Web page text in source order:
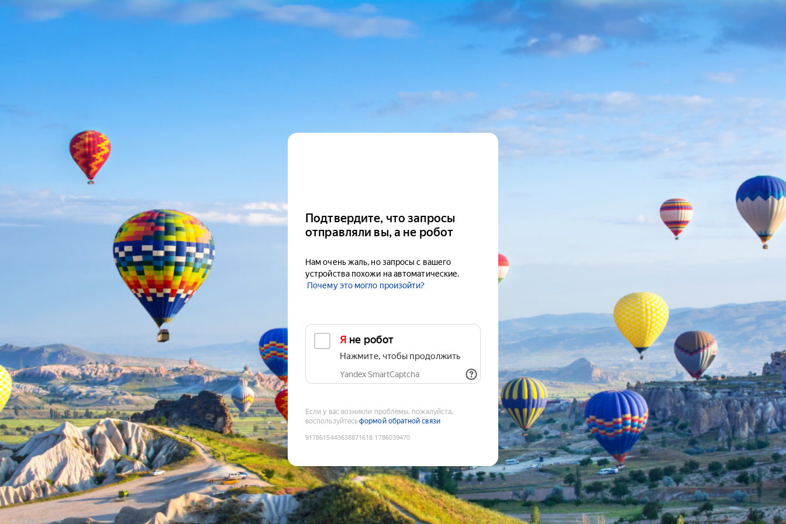
Подтвердите, что запросы
отправляли вы, а не робот
Нам очень жаль, но запросы с вашего
устройства похожи на автоматические.
Почему это могло произойти?
Я не робот
Нажмите, чтобы продолжить
Yandex SmartCaptcha
Если у вас возникли проблемы, пожалуйста,
воспользуйтесьформой обратной связи
9178615443638871618:1786039470